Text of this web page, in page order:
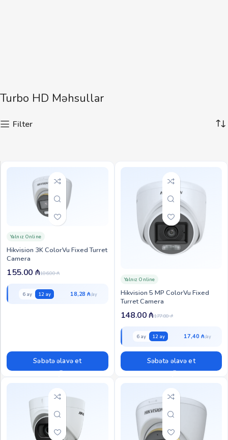
Turbo HD Məhsullar
Filter
Hikvision 3K ColorVu Fixed Turret
Camera
Yalnız Online
186.00₼
155.00 ₼
6 ay 12 ay 18,28 ₼
Səbətə əlavə et
Hikvision 5 MP ColorVu Fixed
Turret Camera
Yalnız Online
177.00₼
148.00₼
6 ay 12 ay 17,40 ₼
Səbətə əlavə et